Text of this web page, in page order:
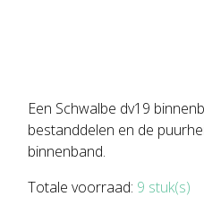
Een Schwalbe dv19
bestanddelen en de
binnenband.
Totale voorraad: 9 stuk(s)